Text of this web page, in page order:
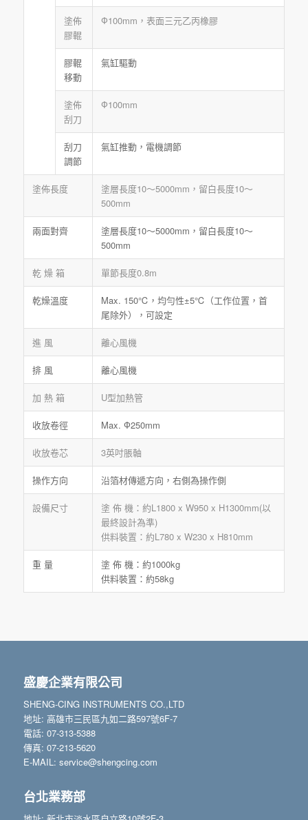
塗佈
膠輥
Ф100mm，表面三元乙丙橡膠
膠輥
移動
氣缸驅動
塗佈
刮刀
Ф100mm
刮刀
調節
氣缸推動，電機調節
塗佈長度
塗層長度10～5000mm，留白長度10～
500mm
兩面對齊
塗層長度10～5000mm，留白長度10～
500mm
乾 燥 箱 單節長度0.8m
乾燥溫度
Max. 150℃，均勻性±5℃（工作位置，首
尾除外），可設定
進 風 離心風機
排 風 離心風機
加 熱 箱 U型加熱管
收放卷徑 Max. Ф250mm
收放卷芯 3英吋脹軸
操作方向 沿箔材傳遞方向，右側為操作側
設備尺寸
塗 佈 機：約L1800 x W950 x H1300mm(以
最終設計為準)
供料裝置：約L780 x W230 x H810mm
重 量
塗 佈 機：約1000kg
供料裝置：約58kg
盛慶企業有限公司
SHENG-CING INSTRUMENTS CO.,LTD
地址: 高雄市三民區九如二路597號6F-7
電話: 07-313-5388
傳真: 07-213-5620
E-MAIL: service@shengcing.com
台北業務部